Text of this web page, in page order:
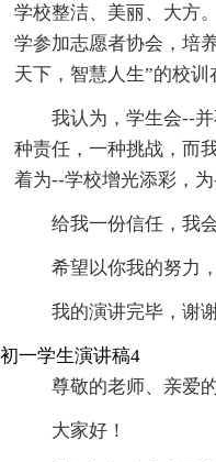
学校整洁、美丽、大方
学参加志愿者协会，培
天下，智慧人生”的校训
我认为，学生会--
种责任，一种挑战，而
着为--学校增光添彩，
给我一份信任，我
希望以你我的努力
我的演讲完毕，谢
初一学生演讲稿4
尊敬的老师、亲爱
大家好！